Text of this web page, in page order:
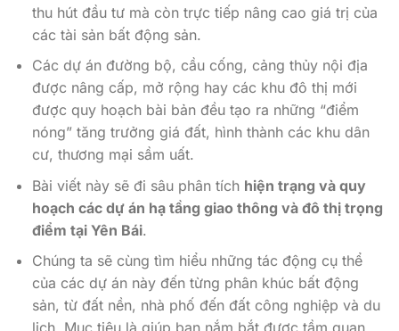
thu hút đầu tư mà còn trực tiếp nâng cao giá trị của
các tài sản bất động sản.
Các dự án đường bộ, cầu cống, cảng thủy nội địa
được nâng cấp, mở rộng hay các khu đô thị mới
được quy hoạch bài bản đều tạo ra những “điểm
nóng” tăng trưởng giá đất, hình thành các khu dân
cư, thương mại sầm uất.
Bài viết này sẽ đi sâu phân tích hiện trạng và quy
hoạch các dự án hạ tầng giao thông và đô thị trọng
điểm tại Yên Bái.
Chúng ta sẽ cùng tìm hiểu những tác động cụ thể
của các dự án này đến từng phân khúc bất động
sản, từ đất nền, nhà phố đến đất công nghiệp và du